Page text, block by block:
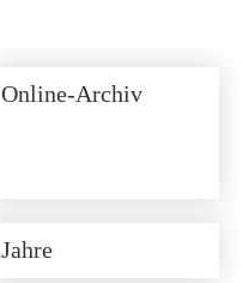
Online-Archiv
Jahre